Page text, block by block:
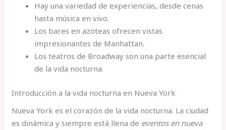
Hay una variedad de experiencias, desde cenas
hasta música en vivo.
Los bares en azoteas ofrecen vistas
impresionantes de Manhattan.
Los teatros de Broadway son una parte esencial
de la vida nocturna.
Introducción a la vida nocturna en Nueva York
Nueva York es el corazón de la vida nocturna. La ciudad
es dinámica y siempre está llena de eventos en nueva